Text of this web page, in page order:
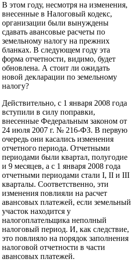
В этом году, несмотря на изменения,
внесенные в Налоговый кодекс,
организации были вынуждены
сдавать авансовые расчеты по
земельному налогу на прежних
бланках. В следующем году эта
форма отчетности, видимо, будет
обновлена. А стоит ли ожидать
новой декларации по земельному
налогу?
Действительно, с 1 января 2008 года
вступили в силу поправки,
внесенные Федеральным законом от
24 июля 2007 г. № 216-ФЗ. В первую
очередь они касались изменения
отчетного периода. Отчетными
периодами были квартал, полугодие
и 9 месяцев, а с 1 января 2008 года
отчетными периодами стали I, II и III
кварталы. Соответственно, эти
изменения повлияли на расчет
авансовых платежей, если земельный
участок находится у
налогоплательщика неполный
налоговый период. И, как следствие,
это повлияло на порядок заполнения
налоговой отчетности в части
авансовых платежей.